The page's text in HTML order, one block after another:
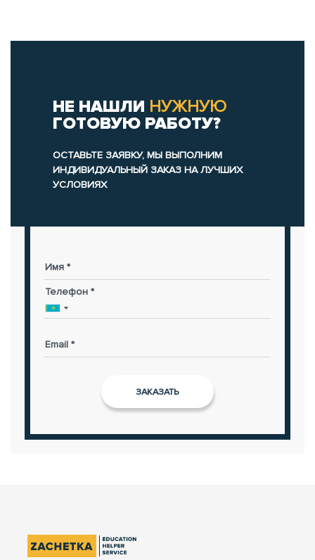
НЕ НАШЛИ НУЖНУЮ
ГОТОВУЮ РАБОТУ?
ОСТАВЬТЕ ЗАЯВКУ, МЫ ВЫПОЛНИМ
ИНДИВИДУАЛЬНЫЙ ЗАКАЗ НА ЛУЧШИХ
УСЛОВИЯХ
Имя *
Телефон *
Email *